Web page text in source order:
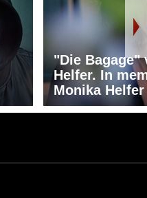
"Die Bagage"
Helfer. In
Monika Helfer